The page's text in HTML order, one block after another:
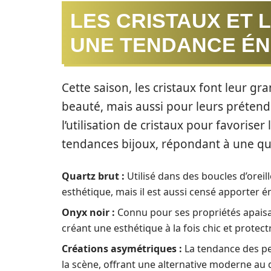
LES CRISTAUX ET
UNE TENDANCE
Cette saison, les cristaux font leur
beauté, mais aussi pour leurs
l’utilisation de cristaux pour favoriser
tendances bijoux, répondant à une
Quartz brut : Utilisé dans des boucles
esthétique, mais il est aussi censé apporter
Onyx noir : Connu pour ses propriétés
créant une esthétique à la fois chic et
Créations asymétriques : La tendance des
la scène, offrant une alternative moderne